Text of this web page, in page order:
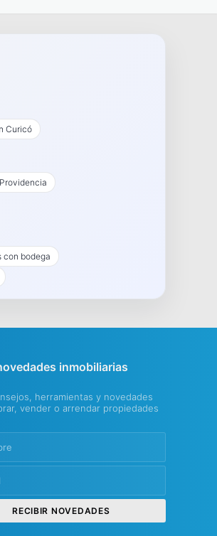
Curicó
con bodega
inmobiliarias
herramientas y novedades
vender o arrendar propiedades
RECIBIR NOVEDADES